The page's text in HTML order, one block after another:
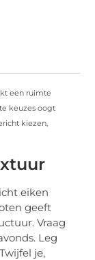
een ruimte
keuzes oogt
kiezen,
eiken
geeft
Vraag
Leg
je,